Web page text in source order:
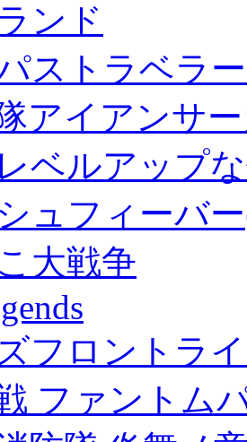
ンド
ストラベラ
アイアンサ
ベルアップ
ュフィーバ
大戦争
フロントラ
ファントム